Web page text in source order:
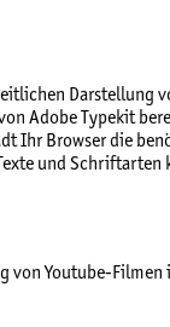
Darstellung
Adobe Typekit
Ihr Browser die
und Schriftarten
von Youtube-Filmen